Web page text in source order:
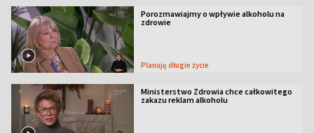
Porozmawiajmy o wpływie alkoholu na
zdrowie
Planuję długie życie
Ministerstwo Zdrowia chce całkowitego
zakazu reklam alkoholu